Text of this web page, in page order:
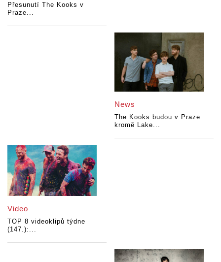
Přesunutí The Kooks v
Praze...
News
The Kooks budou v Praze
kromě Lake...
Video
TOP 8 videoklipů týdne
(147.):...